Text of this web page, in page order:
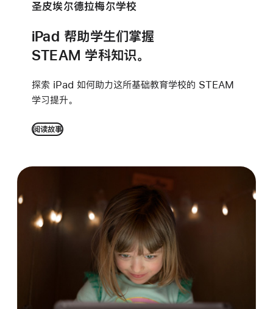
圣皮埃尔德拉梅尔学校
iPad 帮助学生们掌握
STEAM 学科知识。
探索 iPad 如何助力这所基础教育学校的 STEAM
学习提升。
阅读故事